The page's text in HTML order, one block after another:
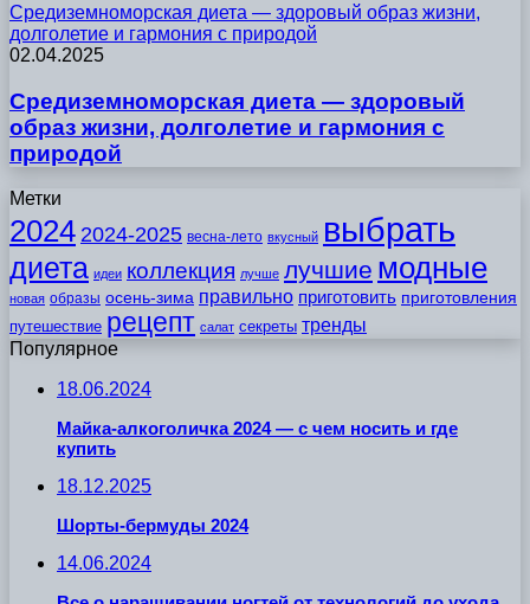
Средиземноморская диета — здоровый образ жизни,
долголетие и гармония с природой
02.04.2025
Средиземноморская диета — здоровый
образ жизни, долголетие и гармония с
природой
Метки
2024 2024-2025 весна-лето вкусный выбрать
диета идеи коллекция лучше лучшие модные
новая образы осень-зима правильно приготовить приготовления
путешествие рецепт салат секреты тренды
Популярное
18.06.2024
Майка-алкоголичка 2024 — с чем носить и где
купить
18.12.2025
Шорты-бермуды 2024
14.06.2024